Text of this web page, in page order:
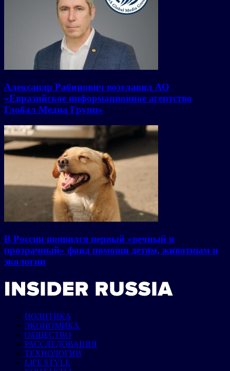
Александр Рабинович возглавил АО
«Евразийское информационное агентство
Глобал Медиа Групп»
В России появился первый «вечный и
прозрачный» фонд помощи детям, животным и
экологии
ПОЛИТИКА
ЭКОНОМИКА
ОБЩЕСТВО
РАССЛЕДОВАНИЯ
ТЕХНОЛОГИИ
LIFE STYLE